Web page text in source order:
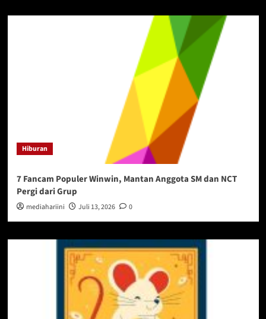
Hiburan
7 Fancam Populer Winwin, Mantan Anggota SM dan NCT
Pergi dari Grup
mediahariini Juli 13, 2026 0